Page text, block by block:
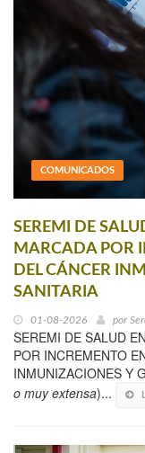
COMUNICADOS
SEREMI DE
MARCADA POR
DEL CÁNCER
SANITARIA
01-08-2026 por
SEREMI DE SALUD
POR INCREMENTO
INMUNIZACIONES Y
o muy extensa)...